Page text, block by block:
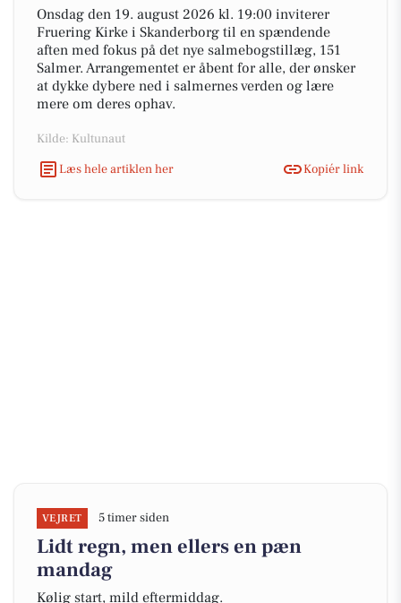
Onsdag den 19. august 2026 kl. 19:00 inviterer
Fruering Kirke i Skanderborg til en spændende
aften med fokus på det nye salmebogstillæg, 151
Salmer. Arrangementet er åbent for alle, der ønsker
at dykke dybere ned i salmernes verden og lære
mere om deres ophav.
Kilde: Kultunaut
Læs hele artiklen her
Kopiér link
VEJRET 5 timer siden
Lidt regn, men ellers en pæn
mandag
Kølig start, mild eftermiddag.